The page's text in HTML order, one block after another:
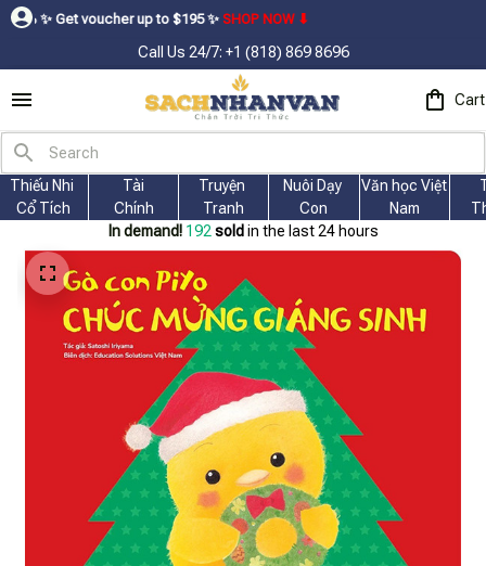
up to $195ㅤ ✨ㅤSHOP NOW ⬇
Call Us 24/7: +1 (818) 869 8696
Cart
Thiếu Nhi
Cổ Tích
Tài
Chính
Truyện
Tranh
Nuôi Dạy
Con
Văn học Việt
Nam
In demand! 194 sold in the last 24 hours